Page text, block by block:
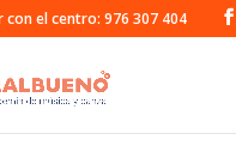
con el centro: 976 307 404